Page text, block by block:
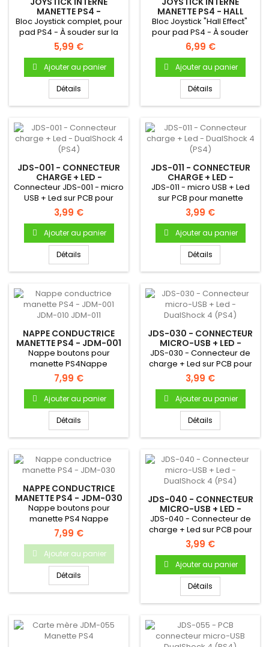
MANETTE PS4 -
MÉCANISME
Bloc Joystick complet, pour
pad PS4 - À souder sur la
carte mère de la manette
5,99 €
Ajouter au panier
Détails
MANETTE PS4 - HALL
EFFECT
Bloc Joystick "Hall Effect"
pour pad PS4 - À souder
sur la carte mère de la...
6,99 €
Ajouter au panier
Détails
JDS-001 - CONNECTEUR
CHARGE + LED -
DUALSHOCK 4 (PS4)
Connecteur JDS-001 - micro
USB + Led sur PCB pour
manette PS4 Référence...
3,99 €
Ajouter au panier
Détails
JDS-011 - CONNECTEUR
CHARGE + LED -
DUALSHOCK 4 (PS4)
JDS-011 - micro USB + Led
sur PCB pour manette
PS4Référence JDS-011...
3,99 €
Ajouter au panier
Détails
NAPPE CONDUCTRICE
MANETTE PS4 - JDM-001
JDM-010 JDM-011
Nappe boutons pour
manette PS4Nappe
conductrice boutons
manette PS4 Pour...
7,99 €
Ajouter au panier
Détails
JDS-030 - CONNECTEUR
MICRO-USB + LED -
DUALSHOCK 4 (PS4)
JDS-030 - Connecteur de
charge + Led sur PCB pour
manette PS4Référence...
3,99 €
Ajouter au panier
Détails
NAPPE CONDUCTRICE
MANETTE PS4 - JDM-030
Nappe boutons pour
manette PS4 Nappe
conductrice boutons
manette PS4 Pour...
7,99 €
Ajouter au panier
Détails
JDS-040 - CONNECTEUR
MICRO-USB + LED -
DUALSHOCK 4 (PS4)
JDS-040 - Connecteur de
charge + Led sur PCB pour
manette PS4Référence...
3,99 €
Ajouter au panier
Détails